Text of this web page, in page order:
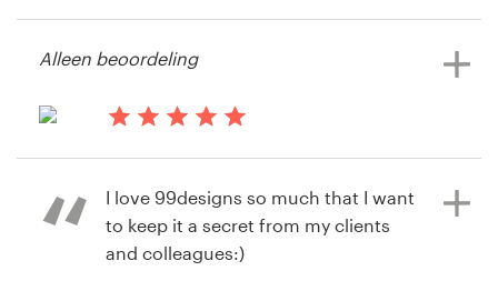
Bekijk hun kaart, flyer of print
wedstrijd
Alleen beoordeling
I love 99designs so much that I want
to keep it a secret from my clients
and colleagues:)
Blader door alle categorieën
Klantenservice
Helpcentrum